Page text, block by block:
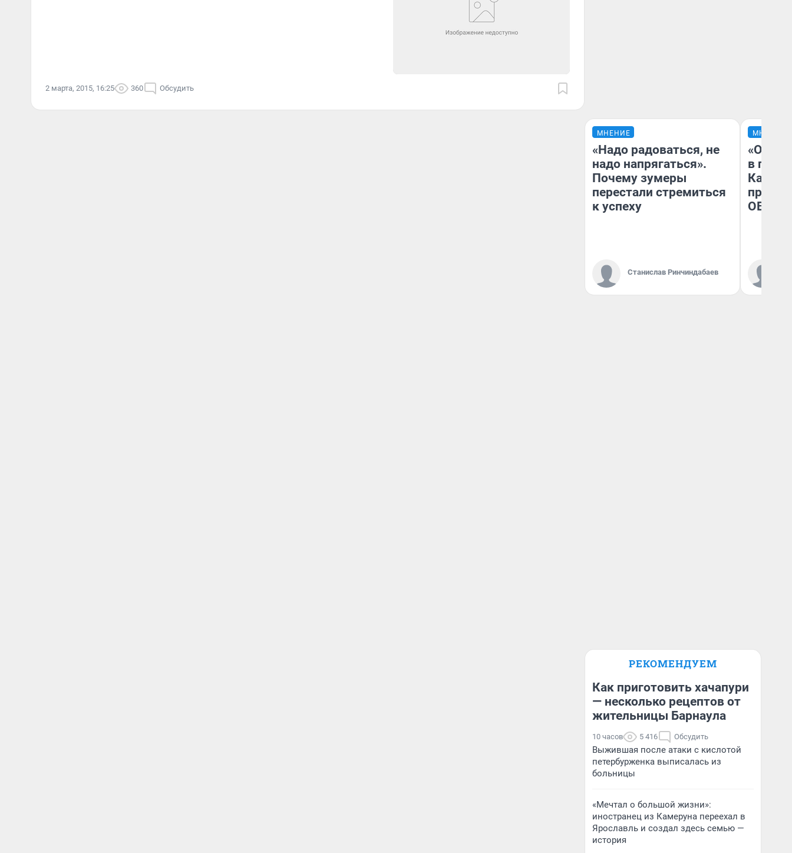
2 марта, 2015, 16:25 360 Обсудить
МНЕНИЕ
«Надо радоваться, не
надо напрягаться».
Почему зумеры
перестали стремиться
к успеху
Станислав Ринчиндабаев
МНЕНИЕ
в
Как в
ОВЗ
РЕКОМЕНДУЕМ
Как приготовить хачапури
— несколько рецептов от
жительницы Барнаула
10 часов 5 416 Обсудить
Выжившая после атаки с кислотой
петербурженка выписалась из
больницы
«Мечтал о большой жизни»:
иностранец из Камеруна переехал в
Ярославль и создал здесь семью —
история